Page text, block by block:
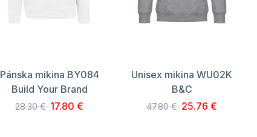
Pánska mikina BY084
Build Your Brand
28.30 € 17.80 €
Unisex mikina WU02K
B&C
47.80 € 25.76 €